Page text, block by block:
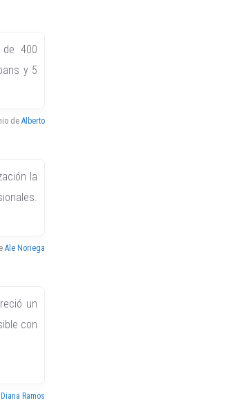
400
y 5
deAlberto
la
Ale Noriega
un
con
Diana Ramos